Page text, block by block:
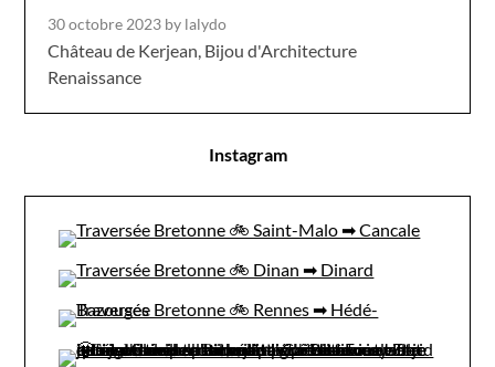
30 octobre 2023 by lalydo
Château de Kerjean, Bijou d'Architecture
Renaissance
Instagram